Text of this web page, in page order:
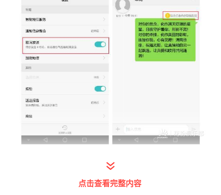
发出去的消息，在5秒之内只需双击就可以取
消发送哦，感觉科技真的越来越神奇了。
点击查看完整内容